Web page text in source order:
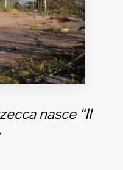
nasce “Il